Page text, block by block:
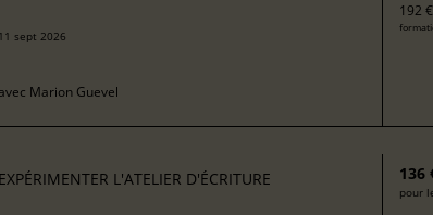
11 sept 2026
Marion Guevel
192 €
EXPÉRIMENTER L'ATELIER D'ÉCRITURE 136
pour